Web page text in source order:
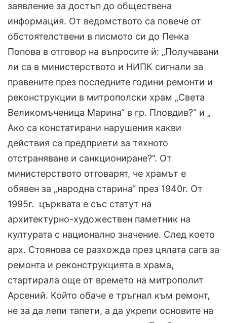
заявление за достъп до обществена
информация. От ведомството са повече от
обстоятелствени в писмото си до Пенка
Попова в отговор на въпросите й: „Получавани
ли са в министерството и НИПК сигнали за
правените през последните години ремонти и
реконструкции в митрополски храм „Света
Великомъченица Марина“ в гр. Пловдив?“ и „
Ако са констатирани нарушения какви
действия са предприети за тяхното
отстраняване и санкциониране?“. От
министерството отговарят, че храмът е
обявен за „народна старина“ през 1940г. От
1995г. църквата е със статут на
архитектурно-художествен паметник на
културата с национално значение. След което
арх. Стоянова се разхожда през цялата сага за
ремонта и реконструкцията в храма,
стартирала още от времето на митрополит
Арсений. Който обаче е тръгнал към ремонт,
не за да лепи тапети, а да укрепи основите на